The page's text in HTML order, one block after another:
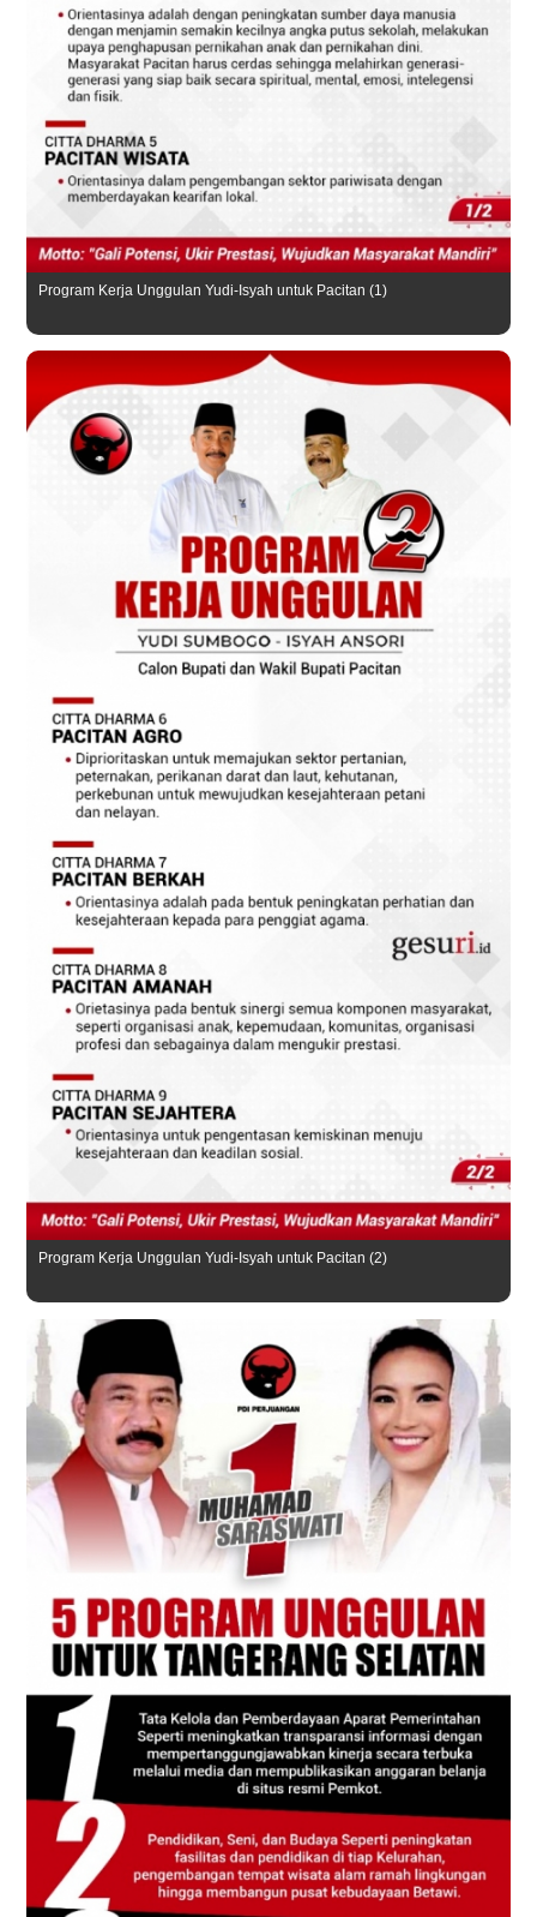
Program Kerja Unggulan Yudi-Isyah untuk Pacitan (1)
Program Kerja Unggulan Yudi-Isyah untuk Pacitan (2)